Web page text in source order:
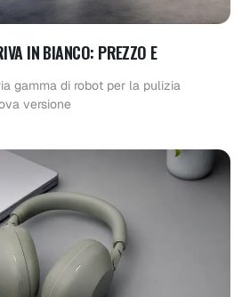
IN BIANCO: PREZZO E
gamma di robot per la pulizia
versione